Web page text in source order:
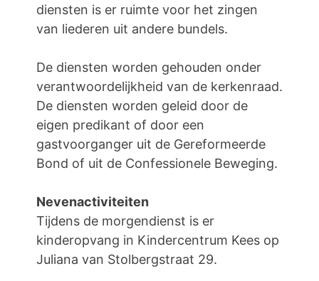
diensten is er ruimte voor het zingen
van liederen uit andere bundels.
De diensten worden gehouden onder
verantwoordelijkheid van de kerkenraad.
De diensten worden geleid door de
eigen predikant of door een
gastvoorganger uit de Gereformeerde
Bond of uit de Confessionele Beweging.
Nevenactiviteiten
Tijdens de morgendienst is er
kinderopvang in Kindercentrum Kees op
Juliana van Stolbergstraat 29.